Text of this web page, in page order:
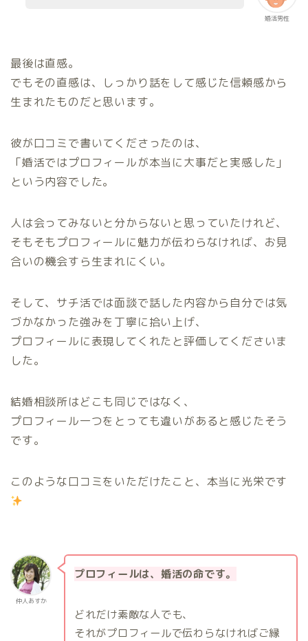
婚活男性
最後は直感。
でもその直感は、しっかり話をして感じた信頼感から
生まれたものだと思います。
彼が口コミで書いてくださったのは、
「婚活ではプロフィールが本当に大事だと実感した」
という内容でした。
人は会ってみないと分からないと思っていたけれど、
そもそもプロフィールに魅力が伝わらなければ、お見
合いの機会すら生まれにくい。
そして、サチ活では面談で話した内容から自分では気
づかなかった強みを丁寧に拾い上げ、
プロフィールに表現してくれたと評価してくださいま
した。
結婚相談所はどこも同じではなく、
プロフィール一つをとっても違いがあると感じたそう
です。
このような口コミをいただけたこと、本当に光栄です
仲人あすか
プロフィールは、婚活の命です。
どれだけ素敵な人でも、
それがプロフィールで伝わらなければご縁